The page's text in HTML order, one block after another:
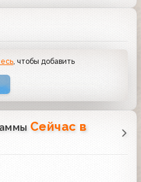
, чтобы добавить
Сейчас в